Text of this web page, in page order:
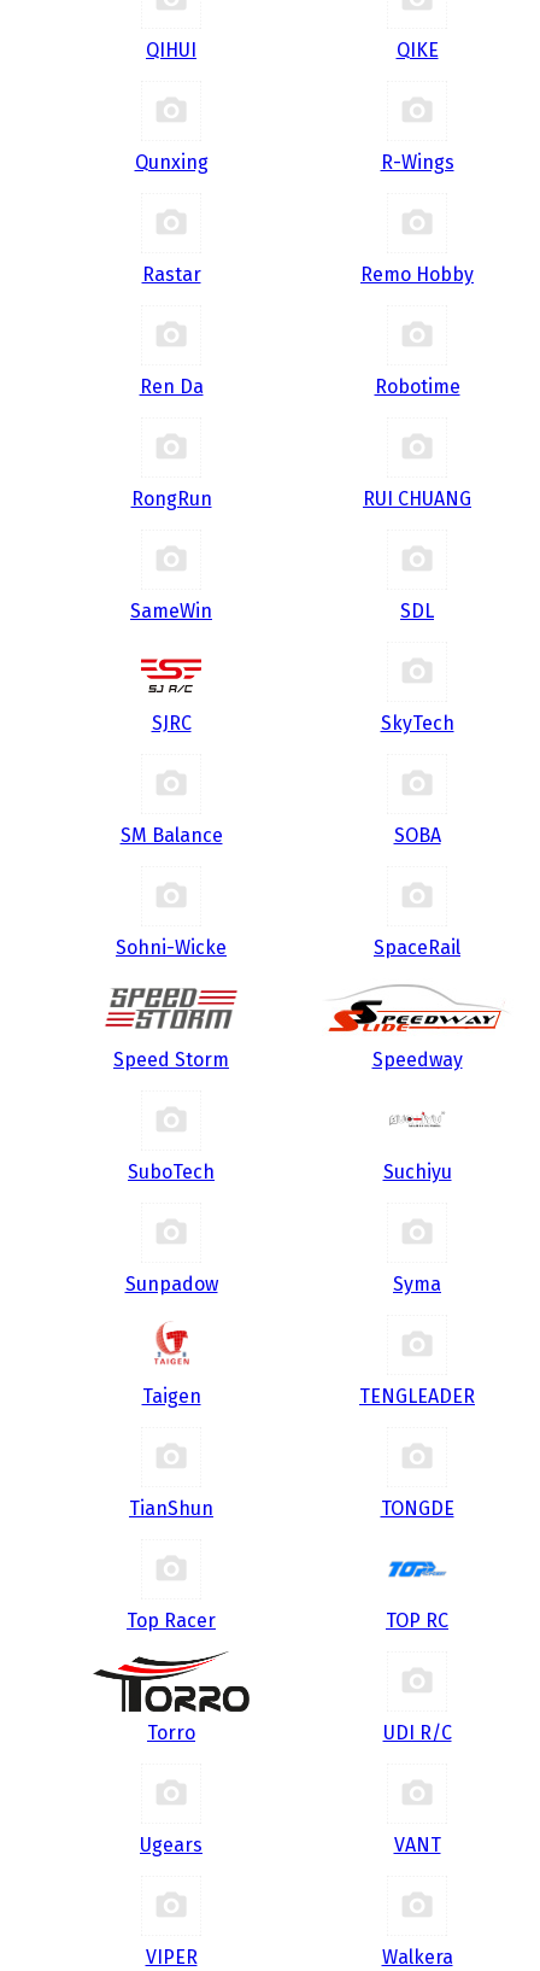
QIHUI QIKE
Qunxing R-Wings
Rastar Remo Hobby
Ren Da Robotime
RongRun RUI CHUANG
SameWin SDL
SJRC SkyTech
SM Balance SOBA
Sohni-Wicke SpaceRail
Speed Storm Speedway
SuboTech Suchiyu
Sunpadow Syma
Taigen TENGLEADER
TianShun TONGDE
Top Racer TOP RC
Torro UDI R/С
Ugears VANT
VIPER Walkera